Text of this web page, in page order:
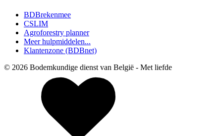
BDBrekenmee
CSLIM
Agroforestry planner
Meer hulpmiddelen...
Klantenzone (BDBnet)
© 2026 Bodemkundige dienst van België - Met liefde